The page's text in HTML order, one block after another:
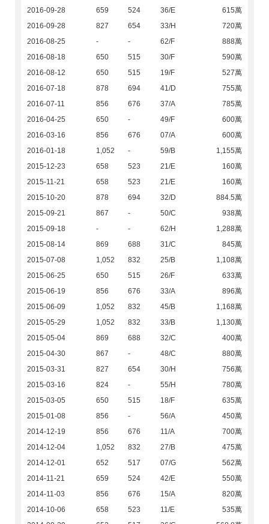
2016-09-28
659 524 36/E
615萬
2016-09-28
827 654 33/H
720萬
2016-08-25
- - 62/F
888萬
2016-08-18
650 515 30/F
590萬
2016-08-12
650 515 19/F
527萬
2016-07-18
878 694 41/D
755萬
2016-07-11
856 676 37/A
785萬
2016-04-25
650 - 49/F
600萬
2016-03-16
856 676 07/A
600萬
2016-01-18
1,052 - 59/B
1,155萬
2015-12-23
658 523 21/E
160萬
2015-11-21
658 523 21/E
160萬
2015-10-20
878 694 32/D
884.5萬
2015-09-21
867 - 50/C
938萬
2015-09-18
- - 62/H
1,288萬
2015-08-14
869 688 31/C
845萬
2015-07-08
1,052 832 25/B
1,108萬
2015-06-25
650 515 26/F
633萬
2015-06-19
856 676 33/A
896萬
2015-06-09
1,052 832 45/B
1,168萬
2015-05-29
1,052 832 33/B
1,130萬
2015-05-04
869 688 32/C
400萬
2015-04-30
867 - 48/C
880萬
2015-03-31
827 654 30/H
756萬
2015-03-16
824 - 55/H
780萬
2015-03-05
650 515 18/F
635萬
2015-01-08
856 - 56/A
450萬
2014-12-19
856 676 11/A
700萬
2014-12-04
1,052 832 27/B
475萬
2014-12-01
652 517 07/G
562萬
2014-11-21
659 524 42/E
550萬
2014-11-03
856 676 15/A
820萬
2014-10-06
658 523 11/E
535萬